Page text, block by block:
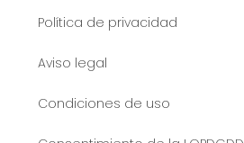
Política de privacidad
Aviso legal
Condiciones de uso